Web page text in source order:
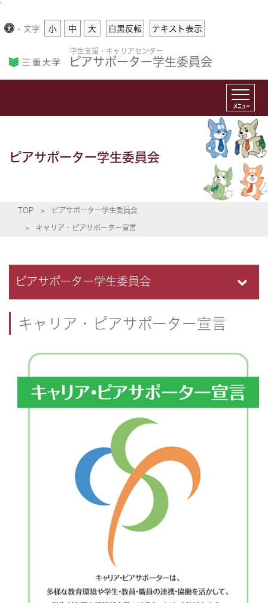
'
- 文字 小 中 大 白黒反転 テキスト表示
学生支援・キャリアセンター
ピアサポーター学生委員会
メニュー
ピアサポーター学生委員会
TOP ピアサポーター学生委員会
キャリア・ピアサポーター宣言
ピアサポーター学生委員会
キャリア・ピアサポーター宣言